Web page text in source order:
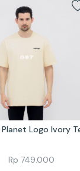
Logo Ivory
Rp 749.000